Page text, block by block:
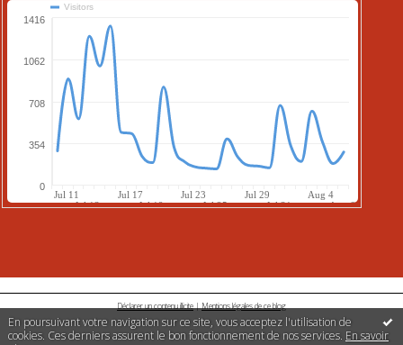
En poursuivant votre navigation sur ce site, vous acceptez l'utilisation de
cookies. Ces derniers assurent le bon fonctionnement de nos services. En savoir
Déclarer un contenu illicite | Mentions légales de ce blog